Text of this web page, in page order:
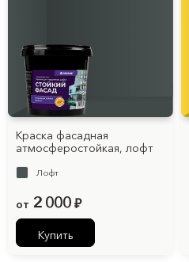
Краска фасадная
атмосферостойкая, лофт
Лофт
от 2 000 ₽
Купить